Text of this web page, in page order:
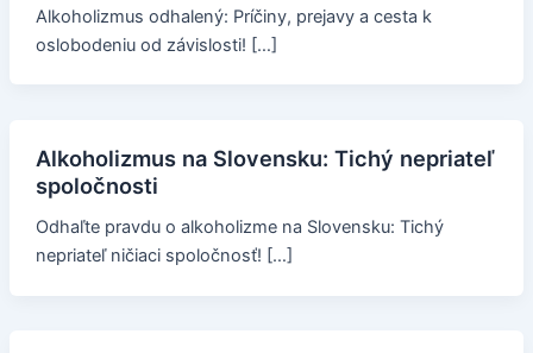
Alkoholizmus odhalený: Príčiny, prejavy a cesta k
oslobodeniu od závislosti! […]
Alkoholizmus na Slovensku: Tichý nepriateľ
spoločnosti
Odhaľte pravdu o alkoholizme na Slovensku: Tichý
nepriateľ ničiaci spoločnosť! […]